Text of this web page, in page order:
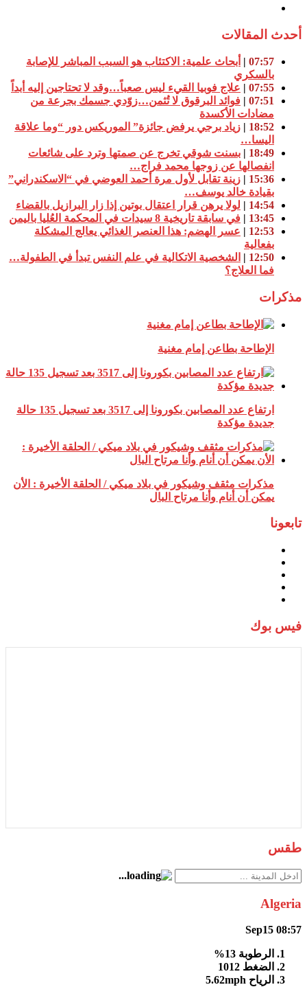
أحدث المقالات
07:57
| أبحاث علمية: الاكتئاب هو السبب المباشر للإصابة
بالسكري
07:55
| علاج فوبيا القيء ليس صعباً…وقد لا تحتاجين إليه أبداً
07:51
| فوائد البرقوق لا تُثمن…زوّدي جسمك بجرعة من
مضادات الأكسدة
18:52
| زياد برجي يرفض جائزة” الموريكس دور “وما علاقة
اليسا…
18:49
| بسنت شوقي تخرج عن صمتها وترد على شائعات
انفصالها عن زوجها محمد فراج…
15:36
| زينة تقابل لأول مرة أحمد العوضي في “الاسكندراني”
بقيادة خالد يوسف…
14:54
| لولا يرهن قرار اعتقال بوتين إذا زار البرازيل بالقضاء
13:45
| في سابقة تاريخية 8 سيدات في المحكمة العُليا باليمن
12:53
| عسر الهضم: هذا العنصر الغذائي يعالج المشكلة
بفعالية
12:50
| الشخصية الاتكالية في علم النفس تبدأ في الطفولة…
فما العلاج؟
مذكرات
الإطاحة بطاعن إمام مغنية
ارتفاع عدد المصابين بكورونا إلى 3517 بعد تسجيل 135 حالة
جديدة مؤكدة
مذكرات مثقف وشيكور في بلاد ميكي / الحلقة الأخيرة : الأن
يمكن أن أنام وأنا مرتاح البال
تابعونا
فيس بوك
طقس
Algeria
Sep15 08:57
الرطوبة 13%
الضغط 1012
الرياح 5.62mph